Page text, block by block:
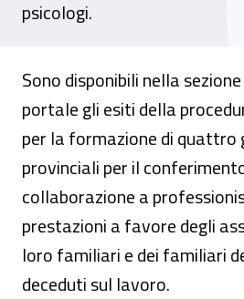
psicologi.
Sono disponibili nella
portale gli esiti della
per la formazione di quattro
provinciali per il
collaborazione a
prestazioni a favore degli
loro familiari e dei familiari
deceduti sul lavoro.